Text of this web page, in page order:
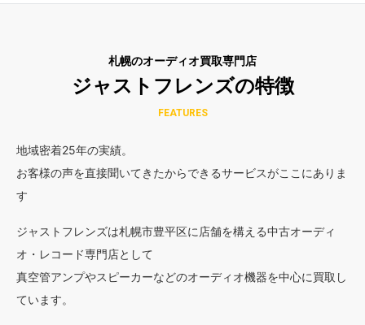
札幌のオーディオ買取専門店
ジャストフレンズの特徴
FEATURES
地域密着25年の実績。
お客様の声を直接聞いてきたからできるサービスがここにありま
す
ジャストフレンズは札幌市豊平区に店舗を構える中古オーディ
オ・レコード専門店として
真空管アンプやスピーカーなどのオーディオ機器を中心に買取し
ています。